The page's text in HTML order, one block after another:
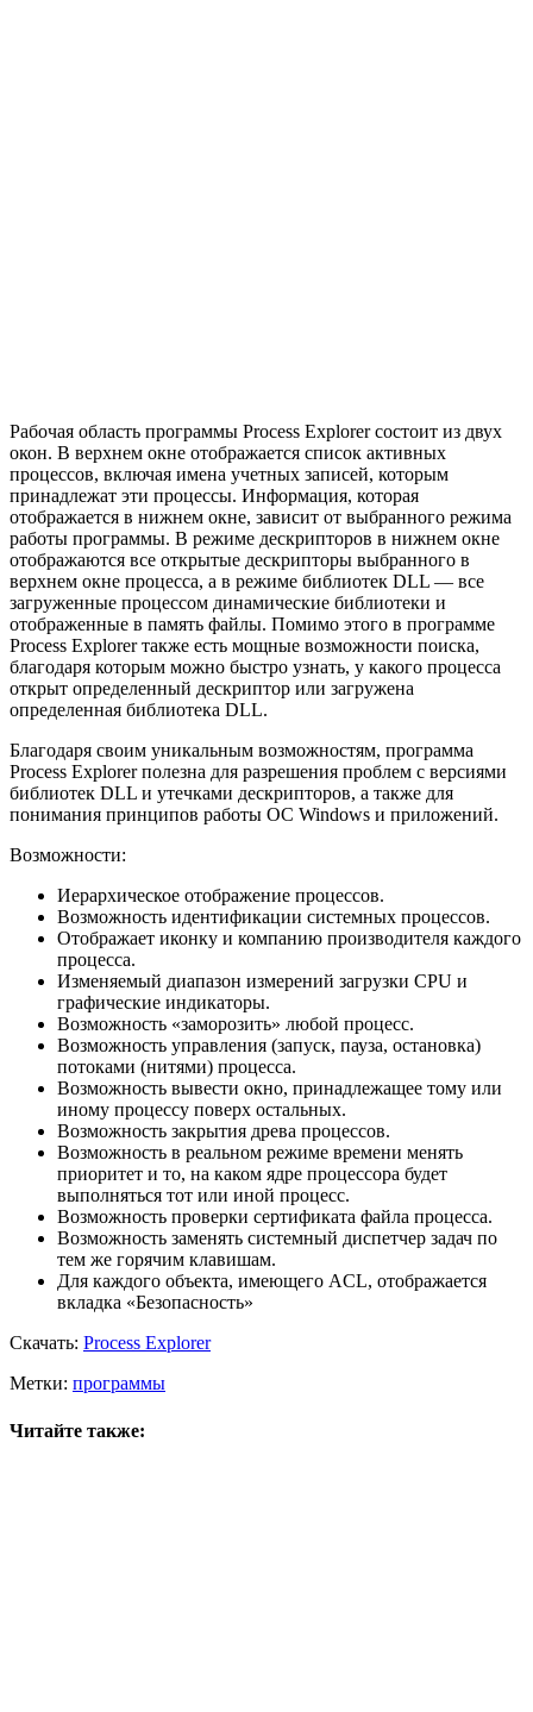
Рабочая область программы Process Explorer состоит из двух
окон. В верхнем окне отображается список активных
процессов, включая имена учетных записей, которым
принадлежат эти процессы. Информация, которая
отображается в нижнем окне, зависит от выбранного режима
работы программы. В режиме дескрипторов в нижнем окне
отображаются все открытые дескрипторы выбранного в
верхнем окне процесса, а в режиме библиотек DLL — все
загруженные процессом динамические библиотеки и
отображенные в память файлы. Помимо этого в программе
Process Explorer также есть мощные возможности поиска,
благодаря которым можно быстро узнать, у какого процесса
открыт определенный дескриптор или загружена
определенная библиотека DLL.
Благодаря своим уникальным возможностям, программа
Process Explorer полезна для разрешения проблем с версиями
библиотек DLL и утечками дескрипторов, а также для
понимания принципов работы ОС Windows и приложений.
Возможности:
Иерархическое отображение процессов.
Возможность идентификации системных процессов.
Отображает иконку и компанию производителя каждого
процесса.
Изменяемый диапазон измерений загрузки CPU и
графические индикаторы.
Возможность «заморозить» любой процесс.
Возможность управления (запуск, пауза, остановка)
потоками (нитями) процесса.
Возможность вывести окно, принадлежащее тому или
иному процессу поверх остальных.
Возможность закрытия древа процессов.
Возможность в реальном режиме времени менять
приоритет и то, на каком ядре процессора будет
выполняться тот или иной процесс.
Возможность проверки сертификата файла процесса.
Возможность заменять системный диспетчер задач по
тем же горячим клавишам.
Для каждого объекта, имеющего ACL, отображается
вкладка «Безопасность»
Скачать: Process Explorer
Метки: программы
Читайте также: